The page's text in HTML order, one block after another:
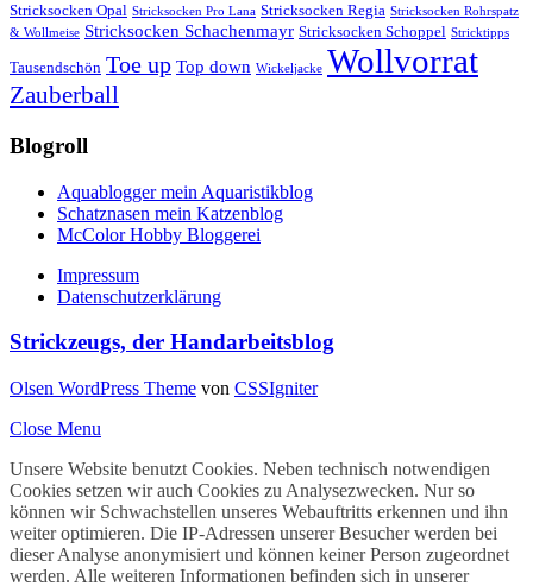
Stricksocken Opal Stricksocken Pro Lana Stricksocken Regia Stricksocken Rohrspatz
& Wollmeise Stricksocken Schachenmayr Stricksocken Schoppel Stricktipps
Tausendschön Toe up Top down Wickeljacke Wollvorrat
Zauberball
Blogroll
Aquablogger mein Aquaristikblog
Schatznasen mein Katzenblog
McColor Hobby Bloggerei
Impressum
Datenschutzerklärung
Strickzeugs, der Handarbeitsblog
Olsen WordPress Theme von CSSIgniter
Close Menu
Unsere Website benutzt Cookies. Neben technisch notwendigen
Cookies setzen wir auch Cookies zu Analysezwecken. Nur so
können wir Schwachstellen unseres Webauftritts erkennen und ihn
weiter optimieren. Die IP-Adressen unserer Besucher werden bei
dieser Analyse anonymisiert und können keiner Person zugeordnet
werden. Alle weiteren Informationen befinden sich in unserer